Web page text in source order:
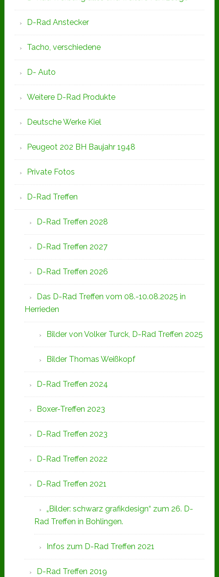
D-Rad Anstecker
Tacho, verschiedene
D- Auto
Weitere D-Rad Produkte
Deutsche Werke Kiel
Peugeot 202 BH Baujahr 1948
Private Fotos
D-Rad Treffen
D-Rad Treffen 2028
D-Rad Treffen 2027
D-Rad Treffen 2026
Das D-Rad Treffen vom 08.-10.08.2025 in
Herrieden
Bilder von Volker Turck, D-Rad Treffen 2025
Bilder Thomas Weißkopf
D-Rad Treffen 2024
Boxer-Treffen 2023
D-Rad Treffen 2023
D-Rad Treffen 2022
D-Rad Treffen 2021
„Bilder: schwarz grafikdesign“ zum 26. D-
Rad Treffen in Bohlingen.
Infos zum D-Rad Treffen 2021
D-Rad Treffen 2019